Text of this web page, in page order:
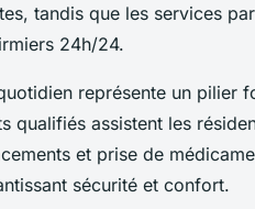
tandis que les services
24h/24.
représente un pilier
qualifiés assistent les
et prise de
sécurité et confort.